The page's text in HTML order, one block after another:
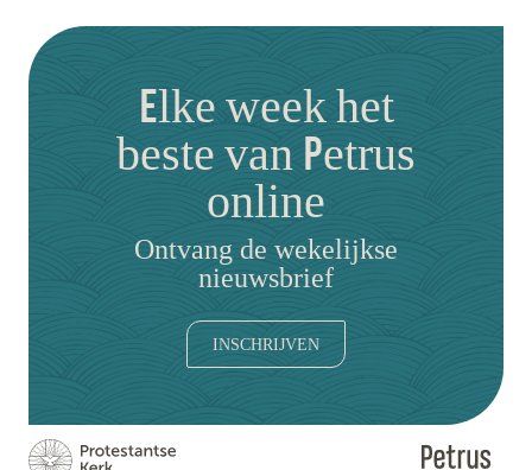
Elke week het
beste van Petrus
online
Ontvang de wekelijkse
nieuwsbrief
INSCHRIJVEN